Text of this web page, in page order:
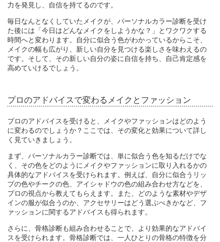
力を発見し、自信を持てるのです。
毎日なんとなくしていたメイクが、パーソナルカラー診断を受け
た後には「今日はどんなメイクをしようかな？」とワクワクする
時間へと変わります。自分に似合う色がわかっているからこそ、
メイクの幅も広がり、新しい自分を見つける楽しさを味わえるの
です。そして、その新しい自分の姿に自信を持ち、自己肯定感を
高めていけるでしょう。
プロのアドバイスで変わるメイクとファッション
プロのアドバイスを受けると、メイクやファッションはどのよう
に変わるのでしょうか？ここでは、その変化と効果について詳し
く見ていきましょう。
まず、パーソナルカラー診断では、単に似合う色を知るだけでな
く、その色をどのようにメイクやファッションに取り入れるかの
具体的なアドバイスを受けられます。例えば、自分に似合うリッ
プの色やチークの色、アイシャドウの色の組み合わせ方などを、
プロの視点から教えてもらえます。また、どのような素材やデザ
インの服が似合うのか、アクセサリーはどう選ぶべきかなど、フ
ァッションに関するアドバイスも得られます。
さらに、骨格診断も組み合わせることで、より効果的なアドバイ
スを受けられます。骨格診断では、一人ひとりの骨格の特徴を分